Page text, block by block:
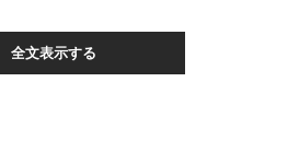
全文表示する